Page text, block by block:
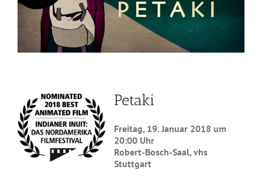
Petaki
Freitag, 19. Januar 2018 um
20:00 Uhr
Robert-Bosch-Saal, vhs
Stuttgart